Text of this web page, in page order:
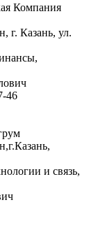
Компания
г. Казань, ул.
46
и связь,